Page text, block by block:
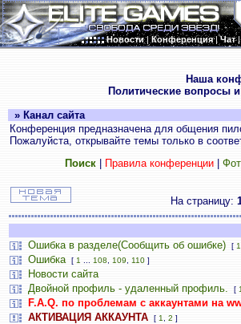
Новости|Конференция|Чат|
Наша
Политические вопросы
» Канал сайта
Конференция предназначена для общения
Пожалуйста, открывайте темы только в
Поиск| Правила конференции|
На страницу:
Ошибка в разделе(Сообщить об ошибке) [ 1
Ошибка [ 1 108 109 110 ]
Новости сайта
Двойной профиль - удаленный профиль.
[ 1
F.A.Q. по проблемам с аккаунтами на
АКТИВАЦИЯ АККАУНТА
[ 1 2 ]